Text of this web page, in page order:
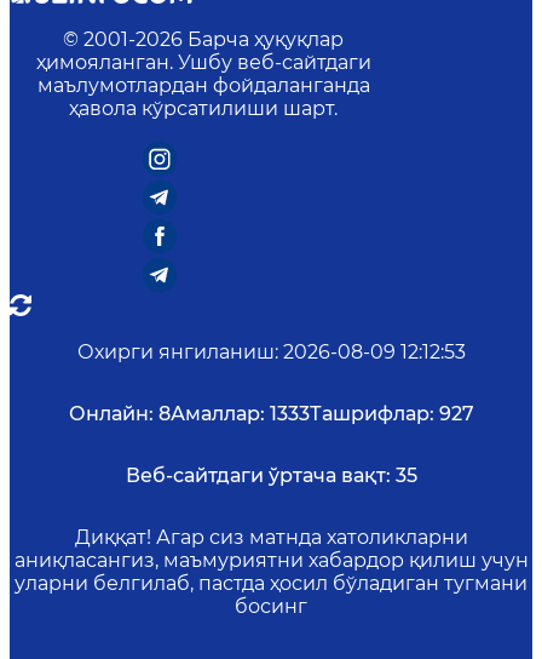
© 2001-2026 Барча ҳуқуқлар
ҳимояланган. Ушбу веб-сайтдаги
маълумотлардан фойдаланганда
ҳавола кўрсатилиши шарт.
Охирги янгиланиш: 2026-08-09 12:12:53
Онлайн: 8Амаллар: 1333Ташрифлар: 927
Веб-сайтдаги ўртача вақт: 35
Диққат! Агар сиз матнда хатоликларни
аниқласангиз, маъмуриятни хабардор қилиш учун
уларни белгилаб, пастда ҳосил бўладиган тугмани
босинг